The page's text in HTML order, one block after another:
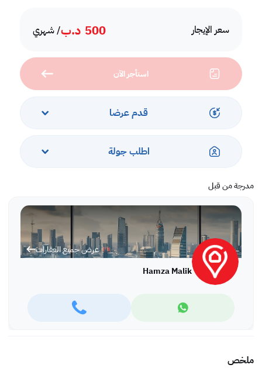
سعر الإيجار 500 د.ب/ شهري
استأجر الآن
قدم عرضا
اطلب جولة
مدرجة من قبل
عرض جميع العقارات
Hamza Malik
ملخص